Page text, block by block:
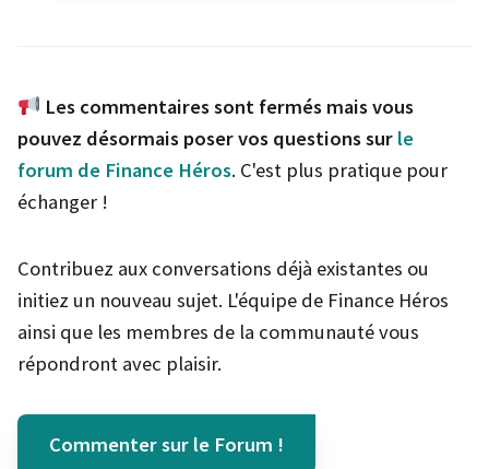
Les commentaires sont fermés mais vous
pouvez désormais poser vos questions sur le
forum de Finance Héros. C'est plus pratique pour
échanger !
Contribuez aux conversations déjà existantes ou
initiez un nouveau sujet. L'équipe de Finance Héros
ainsi que les membres de la communauté vous
répondront avec plaisir.
Commenter sur le Forum !